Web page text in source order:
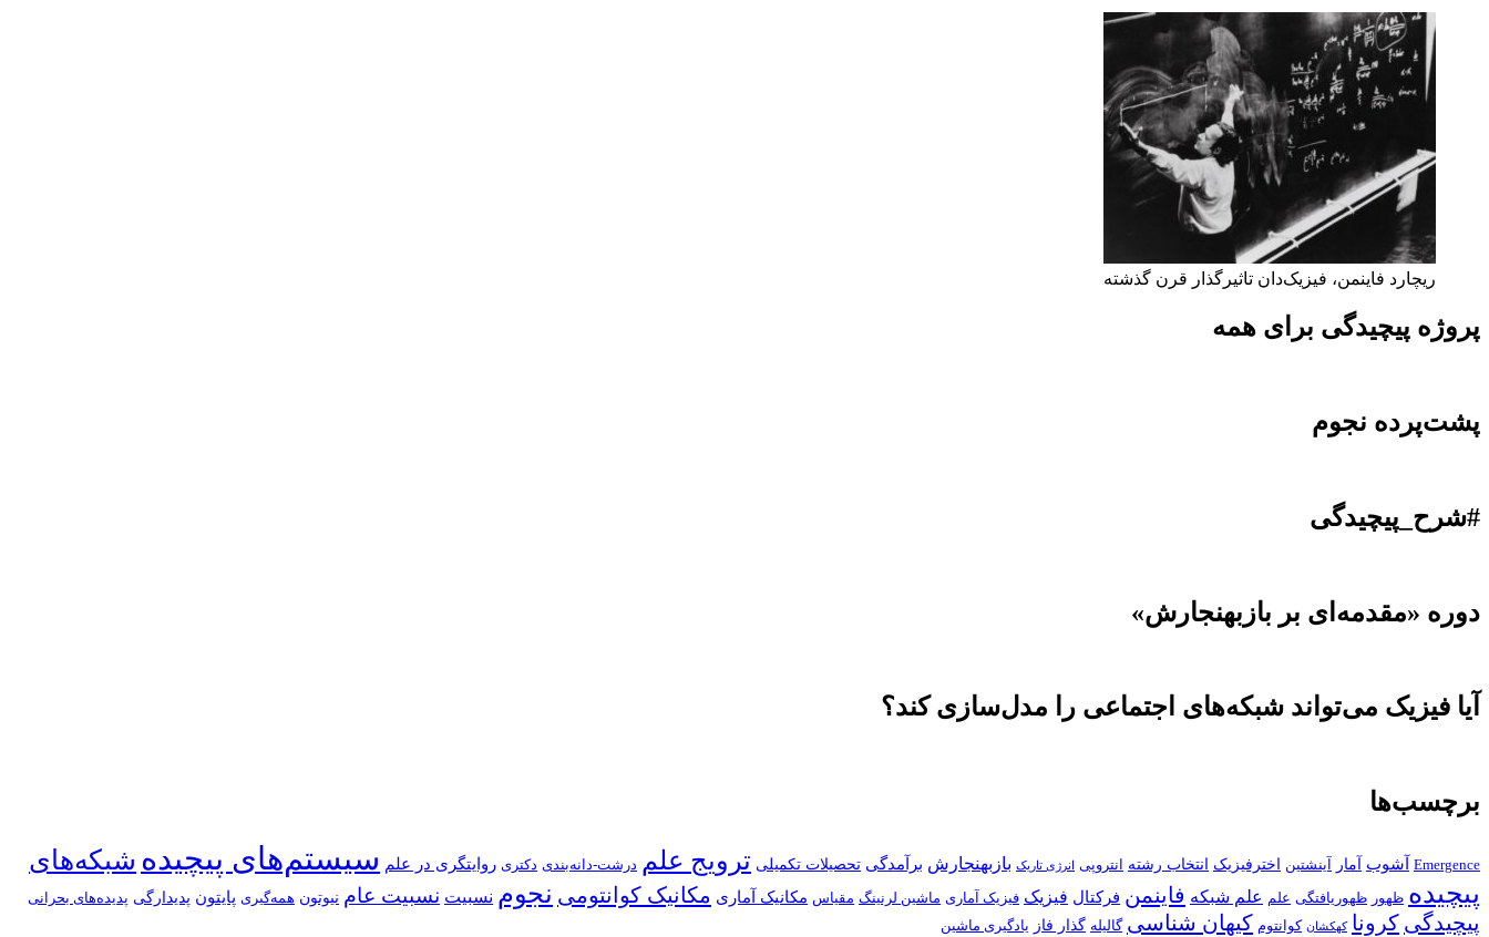
ریچارد فاینمن، فیزیک‌دان تاثیرگذار قرن گذشته
پروژه پیچیدگی برای همه
پشت‌پرده نجوم
#شرح_پیچیدگی
دوره «مقدمه‌ای بر بازبهنجارش»
آیا فیزیک می‌تواند شبکه‌های اجتماعی را مدل‌سازی کند؟
برچسب‌ها
Emergence آشوب آمار آینشتین اخترفیزیک انتخاب رشته انتروپی انرژی تاریک بازبهنجارش برآمدگی تحصیلات تکمیلی ترویج علم درشت-دانه‌بندی دکتری روایتگری در علم سیستم‌های پیچیده شبکه‌های
پیچیده ظهور ظهوریافتگی علم علم شبکه فاینمن فرکتال فیزیک فیزیک آماری ماشین لرنینگ مقیاس مکانیک آماری مکانیک کوانتومی نجوم نسبیت نسبیت عام نیوتون همه‌گیری پایتون پدیدارگی پدیده‌های بحرانی
پیچیدگی کرونا کهکشان کوانتوم کیهان شناسی گالیله گذار فاز یادگیری ماشین